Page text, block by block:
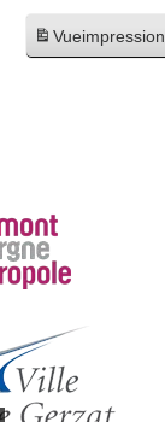
Vueimpression